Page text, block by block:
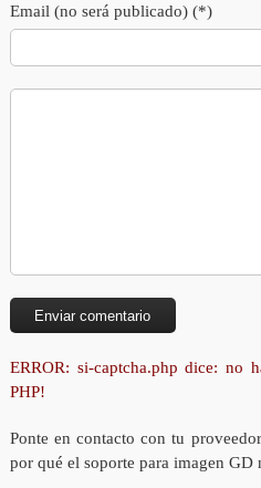
Email (no será publicado) (*)
ERROR: si-captcha.php dice: no
PHP!
Ponte en contacto con tu
por qué el soporte para imagen GD